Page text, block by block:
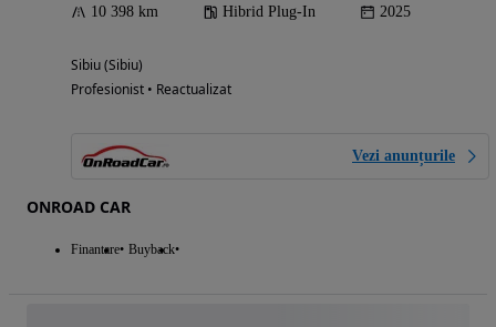
10 398 km Hibrid Plug-In 2025
Sibiu (Sibiu)
Profesionist • Reactualizat
Vezi anunțurile
ONROAD CAR
Finantare Buyback